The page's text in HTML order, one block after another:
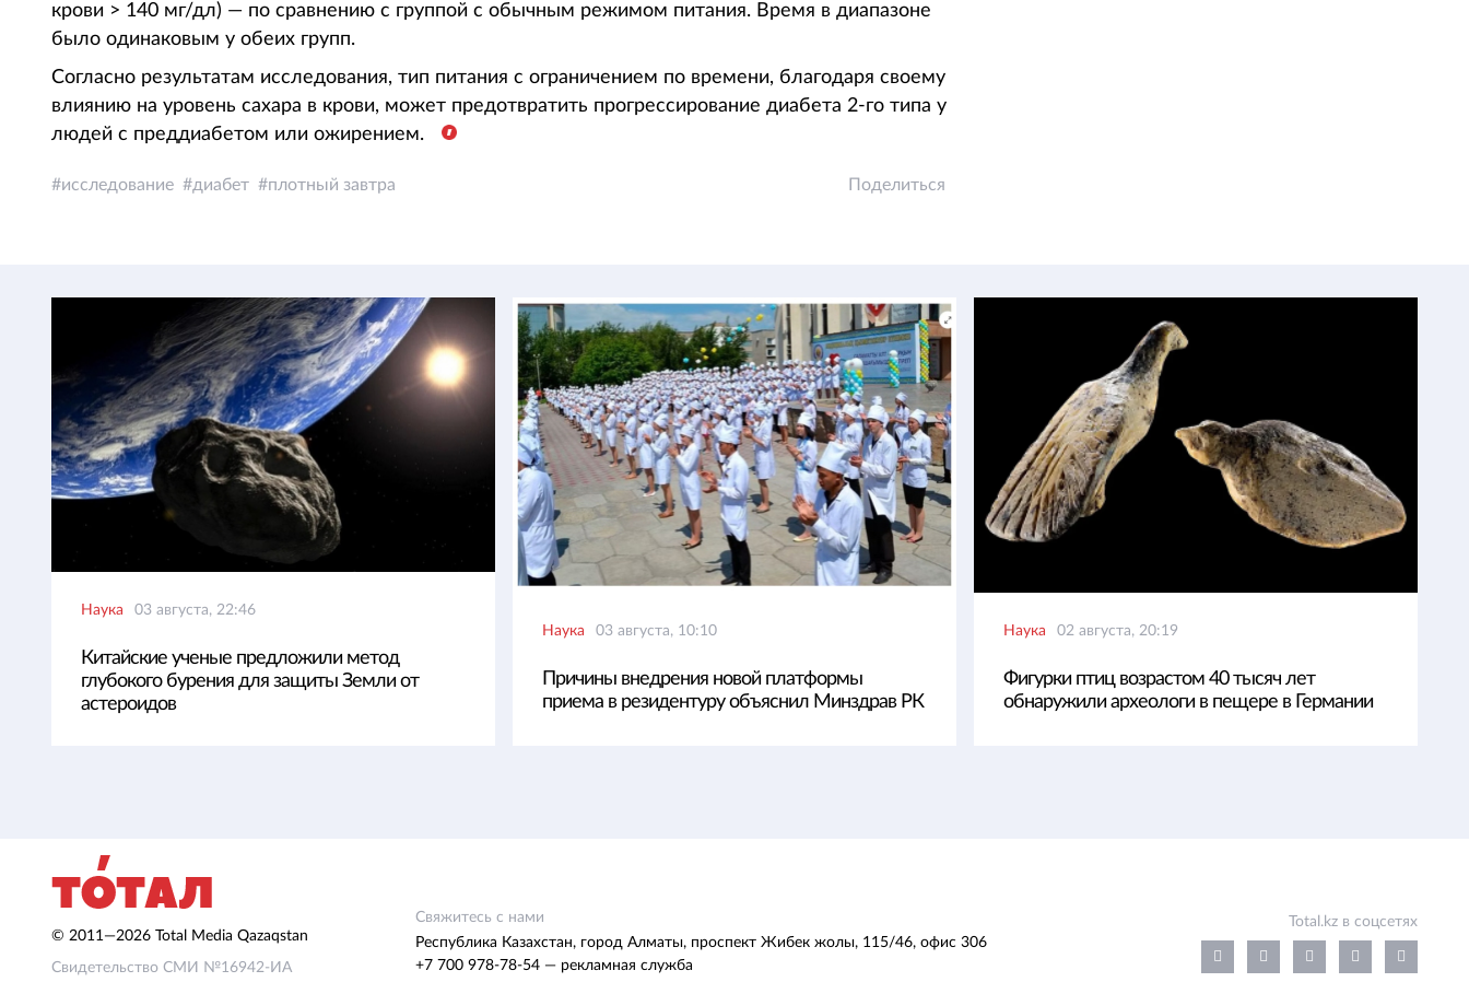
крови > 140 мг/дл) — по сравнению с группой с обычным режимом питания. Время в диапазоне
было одинаковым у обеих групп.
Согласно результатам исследования, тип питания с ограничением по времени, благодаря своему
влиянию на уровень сахара в крови, может предотвратить прогрессирование диабета 2-го типа у
людей с преддиабетом или ожирением.
исследование диабет плотный завтра Поделиться
Наука 03 августа, 22:46
Китайские ученые предложили метод
глубокого бурения для защиты Земли от
астероидов
Наука 03 августа, 10:10
Причины внедрения новой платформы
приема в резидентуру объяснил Минздрав РК
Наука 02 августа, 20:19
Фигурки птиц возрастом 40 тысяч лет
обнаружили археологи в пещере в Германии
© 2011—2026 Total Media Qazaqstan
Свидетельство СМИ №16942-ИА
Свяжитесь с нами
Республика Казахстан, город Алматы, проспект Жибек жолы, 115/46, офис 306
+7 700 978-78-54 — рекламная служба
Total.kz в соцсетях